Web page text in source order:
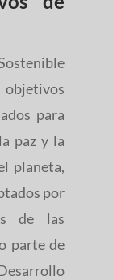
para
paz y la
planeta,
por
de las
parte de